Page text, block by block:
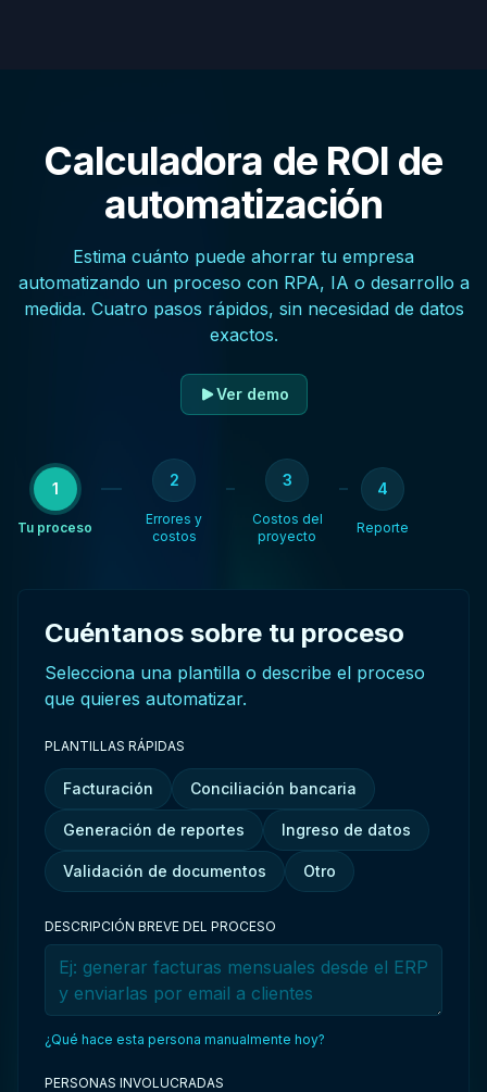
Calculadora de ROI de
automatización
Estima cuánto puede ahorrar tu empresa
automatizando un proceso con RPA, IA o desarrollo a
medida. Cuatro pasos rápidos, sin necesidad de datos
exactos.
Ver demo
1
Tu proceso
2
Errores y
costos
3
Costos del
proyecto
4
Reporte
Cuéntanos sobre tu proceso
Selecciona una plantilla o describe el proceso
que quieres automatizar.
PLANTILLAS RÁPIDAS
Facturación Conciliación bancaria
Generación de reportes Ingreso de datos
Validación de documentos Otro
DESCRIPCIÓN BREVE DEL PROCESO
¿Qué hace esta persona manualmente hoy?
PERSONAS INVOLUCRADAS